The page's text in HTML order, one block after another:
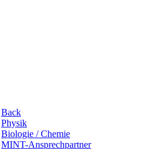
Back
Physik
Biologie / Chemie
MINT-Ansprechpartner